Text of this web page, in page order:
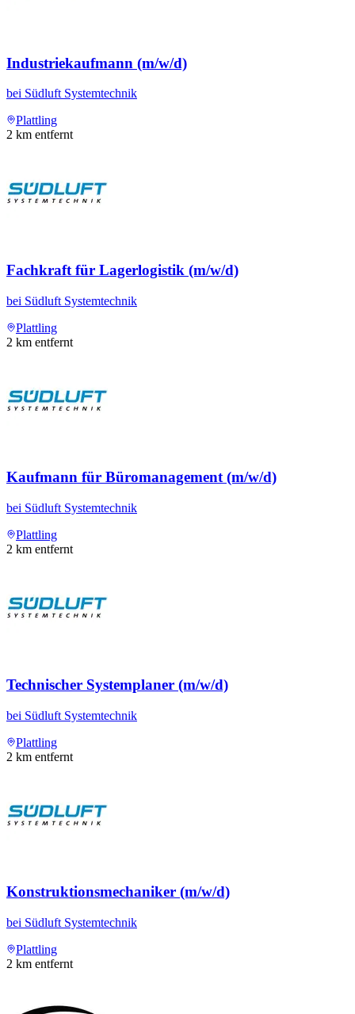
Industriekaufmann (m/w/d)
bei Südluft Systemtechnik
Plattling
2 km entfernt
Fachkraft für Lagerlogistik (m/w/d)
bei Südluft Systemtechnik
Plattling
2 km entfernt
Kaufmann für Büromanagement (m/w/d)
bei Südluft Systemtechnik
Plattling
2 km entfernt
Technischer Systemplaner (m/w/d)
bei Südluft Systemtechnik
Plattling
2 km entfernt
Konstruktionsmechaniker (m/w/d)
bei Südluft Systemtechnik
Plattling
2 km entfernt